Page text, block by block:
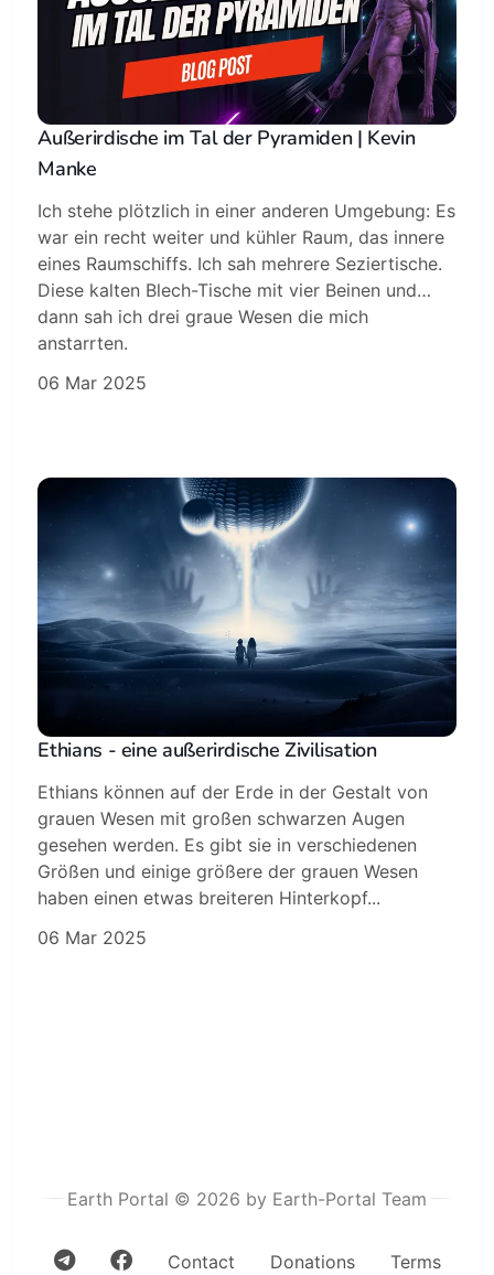
Außerirdische im Tal der Pyramiden | Kevin
Manke
Ich stehe plötzlich in einer anderen Umgebung: Es
war ein recht weiter und kühler Raum, das innere
eines Raumschiffs. Ich sah mehrere Seziertische.
Diese kalten Blech-Tische mit vier Beinen und…
dann sah ich drei graue Wesen die mich
anstarrten.
06 Mar 2025
Ethians - eine außerirdische Zivilisation
Ethians können auf der Erde in der Gestalt von
grauen Wesen mit großen schwarzen Augen
gesehen werden. Es gibt sie in verschiedenen
Größen und einige größere der grauen Wesen
haben einen etwas breiteren Hinterkopf...
06 Mar 2025
Earth Portal © 2026 by Earth-Portal Team
Contact Donations Terms